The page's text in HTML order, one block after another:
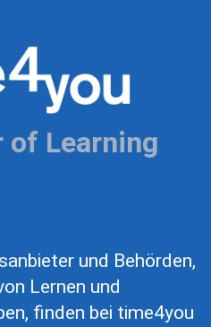
of Learning
und Behörden,
Lernen und
finden bei time4you